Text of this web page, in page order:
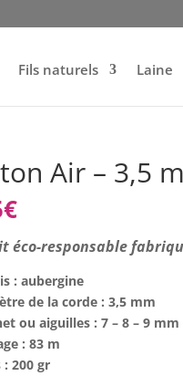
Fils naturels Laine
Air – 3,5
€
éco-responsable
: aubergine
de la corde : 3,5 mm
ou aiguilles : 7 – 8 – 9 mm
: 83 m
: 200 gr